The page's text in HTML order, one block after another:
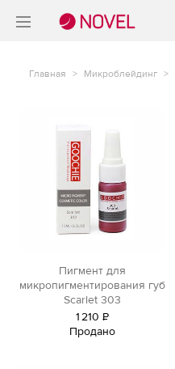
Главная > Микроблейдинг >
Пигмент для
микропигментирования губ
Scarlet 303
1210 Р
уб.
Продано